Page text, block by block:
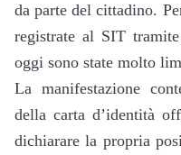
da parte del cittadino.
registrate al SIT
oggi sono state molto
La manifestazione
della carta d’identità
dichiarare la propria